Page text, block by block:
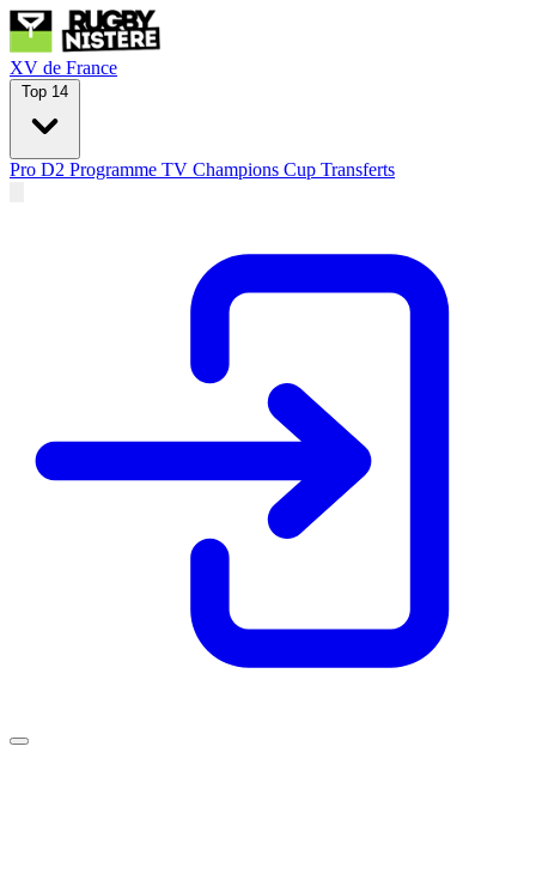
XV de France
Top 14
Pro D2 Programme TV Champions Cup Transferts